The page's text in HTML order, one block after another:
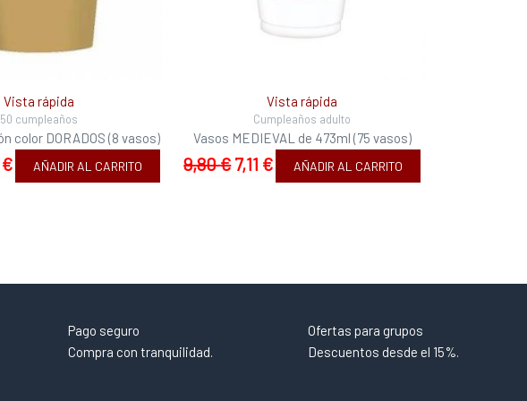
Vista rápida
50 cumpleaños
color DORADOS (8 vasos)
€ AÑADIR AL CARRITO
Vista rápida
Cumpleaños adulto
Vasos MEDIEVAL de 473ml (75 vasos)
9,80€7,11 € AÑADIR AL CARRITO
Pago seguro
Compra con tranquilidad.
Ofertas para grupos
Descuentos desde el 15%.